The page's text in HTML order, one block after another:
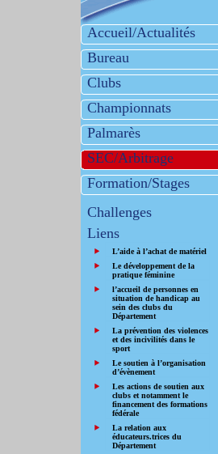
Accueil/Actualités
Bureau
Clubs
Championnats
Palmarès
SEC/Arbitrage
Formation/Stages
Challenges
Liens
L’aide à l’achat de matériel
Le développement de la
pratique féminine
l’accueil de personnes en
situation de handicap au
sein des clubs du
Département
La prévention des violences
et des incivilités dans le
sport
Le soutien à l’organisation
d’évènement
Les actions de soutien aux
clubs et notamment le
financement des formations
fédérale
La relation aux
éducateurs.trices du
Département